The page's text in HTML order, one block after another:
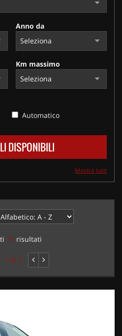
Anno da
Km massimo
Automatico
DISPONIBILI
Mostra tutti
11 risultati
1 di 1